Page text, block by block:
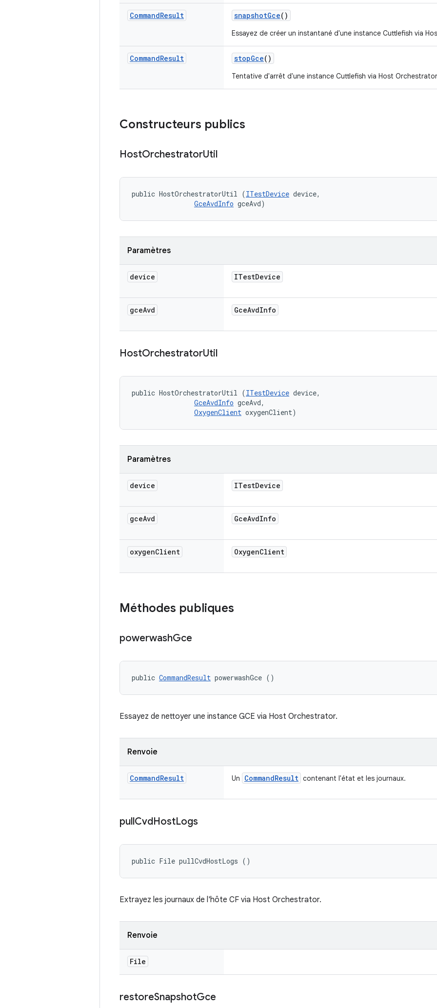
CommandResult snapshotGce()
Essayez de créer un instantané d'une instance Cuttlefish via
CommandResult stopGce()
Tentative d'arrêt d'une instance Cuttlefish via Host
Constructeurs publics
HostOrchestratorUtil
public HostOrchestratorUtil (ITestDevice device,
GceAvdInfo gceAvd)
Paramètres
device ITestDevice
gceAvd GceAvdInfo
HostOrchestratorUtil
public HostOrchestratorUtil (ITestDevice device,
GceAvdInfo gceAvd,
OxygenClient oxygenClient)
Paramètres
device ITestDevice
gceAvd GceAvdInfo
oxygenClient OxygenClient
Méthodes publiques
powerwashGce
public CommandResult powerwashGce ()
Essayez de nettoyer une instance GCE via Host Orchestrator.
Renvoie
CommandResult Un CommandResult contenant l'état et les journaux.
pullCvdHostLogs
public File pullCvdHostLogs ()
Extrayez les journaux de l'hôte CF via Host Orchestrator.
Renvoie
File
restoreSnapshotGce